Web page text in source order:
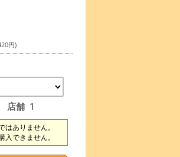
円)
店舗 1
ありません。
できません。